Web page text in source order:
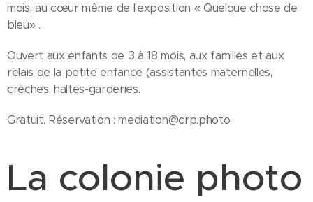
mois, au cœur même de l'exposition « Quelque chose de
bleu» .
Ouvert aux enfants de 3 à 18 mois, aux familles et aux
relais de la petite enfance (assistantes maternelles,
crèches, haltes-garderies.
Gratuit. Réservation : mediation@crp.photo
La colonie photo